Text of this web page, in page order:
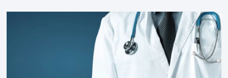
واضحة وطموحات كبيرة. فمنذ أكثر من عقدين، وبقيادة صاحب الجلالة
الملك محمد السادس، شهدت المملكة تحولات عميقة على مختلف
المستويات.غير أن […]